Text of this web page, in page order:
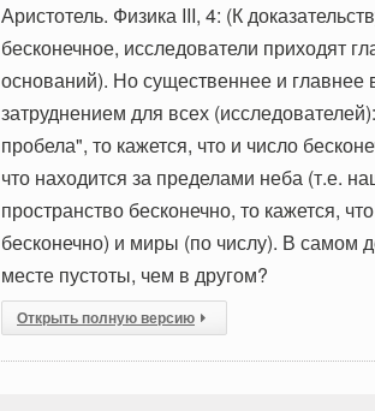
Аристотель. Физика III, 4: (К
бесконечное, исследователи приходят
оснований). Но существеннее и главнее
затруднением для всех
пробела", то кажется, что и число
что находится за пределами неба (т.е.
пространство бесконечно, то кажется,
бесконечно) и миры (по числу). В самом
месте пустоты, чем в другом?
Открыть полную версию